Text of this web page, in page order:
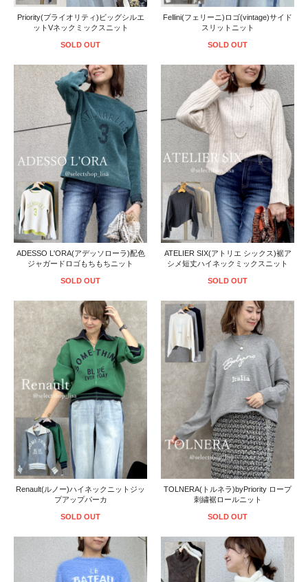
Priority(プライオリティ)ビッグシルエ
ットVネックミックスニット
SOLD OUT
Fellini(フェリーニ)ロゴ(vintage)サイド
スリットニット
SOLD OUT
ADESSO L'ORA(アデッソローラ)配色
ジャガードロゴもちもちニット
SOLD OUT
ATELIER SIX(アトリエ シックス)裾ア
シメ短丈ハイネックミックスニット
SOLD OUT
Renault(ルノー)ハイネックニットジッ
プアップパーカ
SOLD OUT
TOLNERA(トルネラ)byPriority ロープ
刺繍裾ロールニット
SOLD OUT